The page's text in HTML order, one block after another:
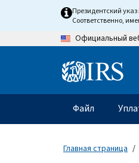
content
Президентский
Соответственно,
Официальный
Главное
меню
Файл
Главная страница